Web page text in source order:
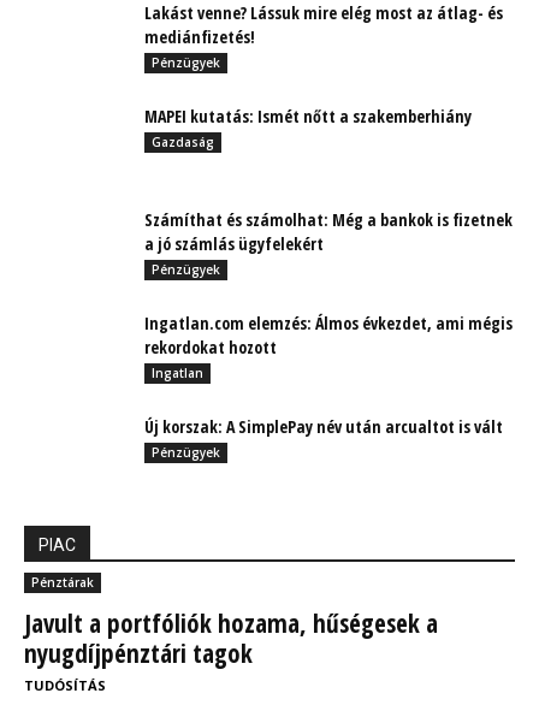
Lakást venne? Lássuk mire elég most az átlag- és
mediánfizetés!
Pénzügyek
MAPEI kutatás: Ismét nőtt a szakemberhiány
Gazdaság
Számíthat és számolhat: Még a bankok is fizetnek
a jó számlás ügyfelekért
Pénzügyek
Ingatlan.com elemzés: Álmos évkezdet, ami mégis
rekordokat hozott
Ingatlan
Új korszak: A SimplePay név után arcualtot is vált
Pénzügyek
PIAC
Pénztárak
Javult a portfóliók hozama, hűségesek a
nyugdíjpénztári tagok
TUDÓSÍTÁS